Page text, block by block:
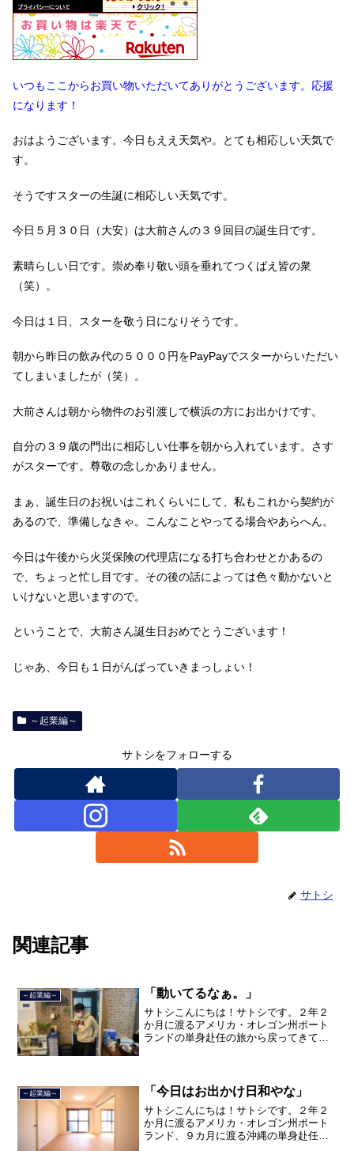
いつもここからお買い物いただいてありがとうございます。応援
になります！
おはようございます。今日もええ天気や。とても相応しい天気で
す。
そうですスターの生誕に相応しい天気です。
今日５月３０日（大安）は大前さんの３９回目の誕生日です。
素晴らしい日です。崇め奉り敬い頭を垂れてつくばえ皆の衆
（笑）。
今日は１日、スターを敬う日になりそうです。
朝から昨日の飲み代の５０００円をPayPayでスターからいただい
てしまいましたが（笑）。
大前さんは朝から物件のお引渡しで横浜の方にお出かけです。
自分の３９歳の門出に相応しい仕事を朝から入れています。さす
がスターです。尊敬の念しかありません。
まぁ、誕生日のお祝いはこれくらいにして、私もこれから契約が
あるので、準備しなきゃ。こんなことやってる場合やあらへん。
今日は午後から火災保険の代理店になる打ち合わせとかあるの
で、ちょっと忙し目です。その後の話によっては色々動かないと
いけないと思いますので。
ということで、大前さん誕生日おめでとうございます！
じゃあ、今日も１日がんばっていきまっしょい！
～起業編～
サトシをフォローする
サトシ
関連記事
～起業編～ 「動いてるなぁ。」
サトシこんにちは！サトシです。２年２
か月に渡るアメリカ・オレゴン州ポート
ランドの単身赴任の旅から戻ってきて、
区南大井で不動産を主に取...
～起業編～ 「今日はお出かけ日和やな」
サトシこんにちは！サトシです。２年２
か月に渡るアメリカ・オレゴン州ポート
ランド、９カ月に渡る沖縄の単身赴任の